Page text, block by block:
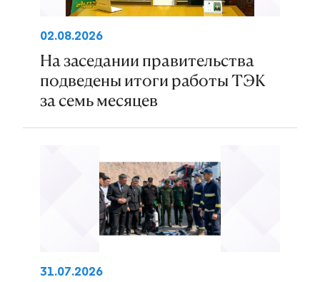
02.08.2026
На заседании правительства
подведены итоги работы ТЭК
за семь месяцев
31.07.2026